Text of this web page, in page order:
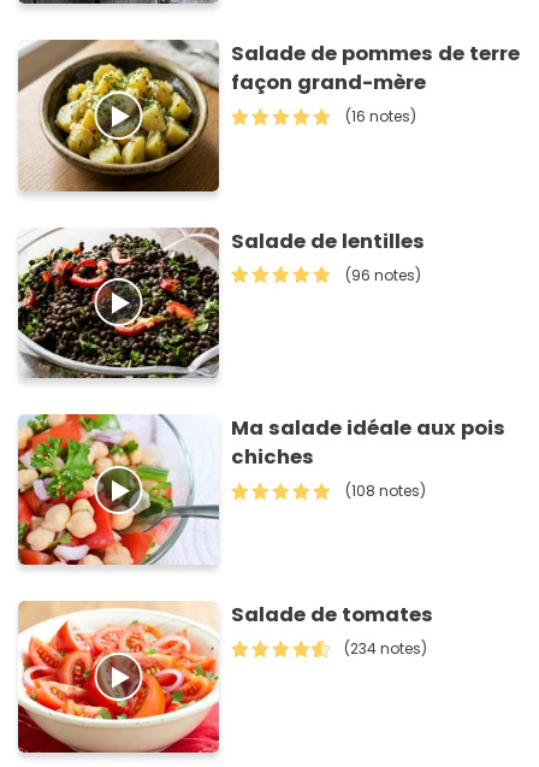
Salade de pommes de terre
façon grand-mère
(16 notes)
Salade de lentilles
(96 notes)
Ma salade idéale aux pois
chiches
(108 notes)
Salade de tomates
(234 notes)